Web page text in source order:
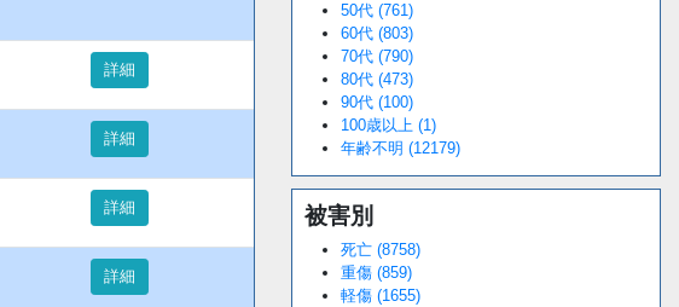
詳細
詳細
詳細
詳細
50代 (761)
60代 (803)
70代 (790)
80代 (473)
90代 (100)
100歳以上 (1)
年齢不明 (12179)
被害別
死亡 (8758)
重傷 (859)
軽傷 (1655)